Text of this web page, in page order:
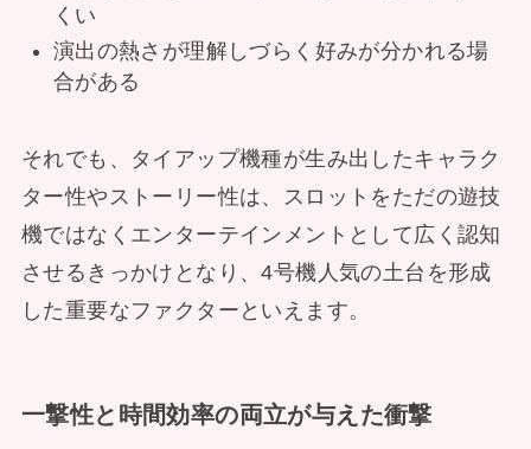
くい
演出の熱さが理解しづらく好みが分かれる場
合がある
それでも、タイアップ機種が生み出したキャラク
ター性やストーリー性は、スロットをただの遊技
機ではなくエンターテインメントとして広く認知
させるきっかけとなり、4号機人気の土台を形成
した重要なファクターといえます。
一撃性と時間効率の両立が与えた衝撃